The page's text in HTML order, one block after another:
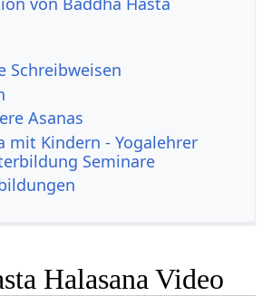
Schreibweisen
Asanas
mit Kindern - Yogalehrer
Seminare
Halasana Video